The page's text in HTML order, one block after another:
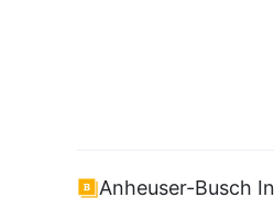
Anheuser-Busch